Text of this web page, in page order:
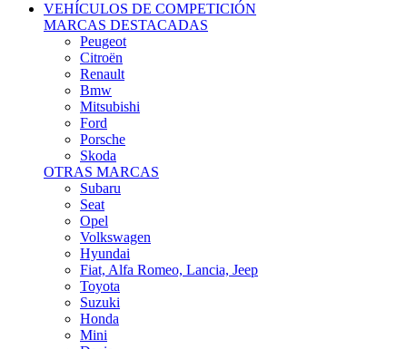
VEHÍCULOS DE COMPETICIÓN
MARCAS DESTACADAS
Peugeot
Citroën
Renault
Bmw
Mitsubishi
Ford
Porsche
Skoda
OTRAS MARCAS
Subaru
Seat
Opel
Volkswagen
Hyundai
Fiat, Alfa Romeo, Lancia, Jeep
Toyota
Suzuki
Honda
Mini